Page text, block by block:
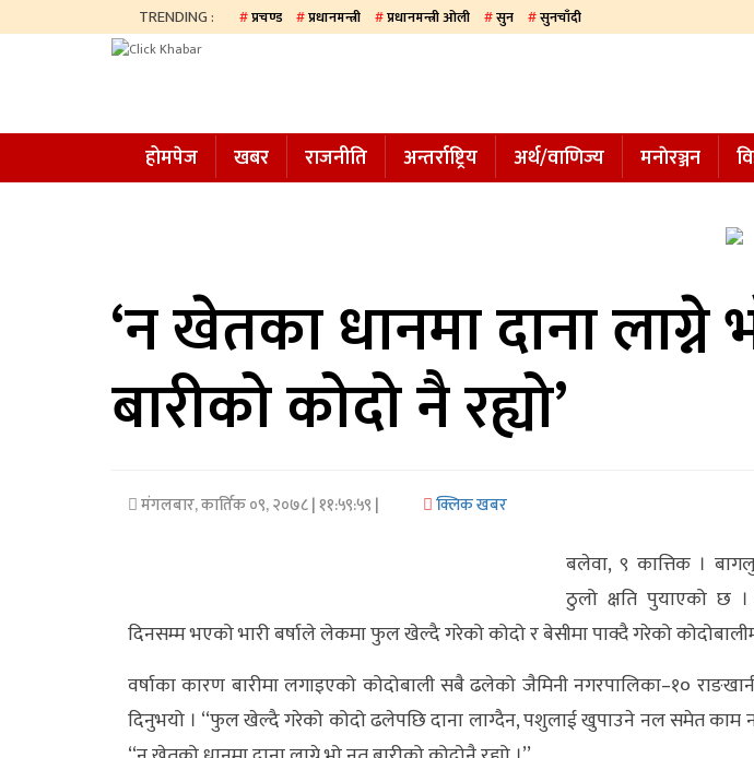
TRENDING : प्रचण्ड प्रधानमन्त्री प्रधानमन्त्री ओली सुन सुनचाँदी
खबर
समाज
सम्पादकीय
होमपेज खबर राजनीति अन्तर्राष्ट्रिय अर्थ/वाणिज्य मनाेरञ्जन
‘न खेतका धानमा दाना लाग्ने
बारीको कोदो नै रह्यो’
मंगलबार, कार्तिक ०९, २०७८| ११:५९:५९ | क्लिक खबर
बलेवा, ९ कात्तिक ।
ठुलो क्षति पुयाएको छ ।
दिनसम्म भएको भारी बर्षाले लेकमा फुल खेल्दै गरेको कोदो र बेसीमा पाक्दै गरेको
वर्षाका कारण बारीमा लगाइएको कोदोबाली सबै ढलेको जैमिनी नगरपालिका–१०
दिनुभयो । ‘‘फुल खेल्दै गरेको कोदो ढलेपछि दाना लाग्दैन, पशुलाई खुपाउने नल समेत काम